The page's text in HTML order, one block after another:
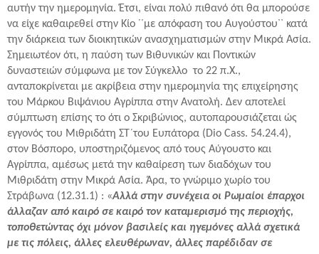
αυτήν την ημερομηνία. Έτσι, είναι πολύ πιθανό ότι θα μπορούσε
να είχε καθαιρεθεί στην Κίο ῾῾με απόφαση του Αυγούστου᾽᾽ κατά
την διάρκεια των διοικητικών ανασχηματισμών στην Μικρά Ασία.
Σημειωτέον ότι, η παύση των Βιθυνικών και Ποντικών
δυναστειών σύμφωνα με τον Σύγκελλο το 22 π.Χ.,
ανταποκρίνεται με ακρίβεια στην ημερομηνία της επιχείρησης
του Μάρκου Βιψάνιου Αγρίππα στην Ανατολή. Δεν αποτελεί
σύμπτωση επίσης το ότι ο Σκριβώνιος, αυτοπαρουσιάζεται ώς
εγγονός του Μιθριδάτη ΣΤ´του Ευπάτορα (Dio Cass. 54.24.4),
στον Βόσπορο, υποστηριζόμενος από τους Αύγουστο και
Αγρίππα, αμέσως μετά την καθαίρεση των διαδόχων του
Μιθριδάτη στην Μικρά Ασία. Άρα, το γνώριμο χωρίο του
Στράβωνα (12.31.1) : «Αλλά στην συνέχεια οι Ρωμαίοι έπαρχοι
άλλαζαν από καιρό σε καιρό τον καταμερισμό της περιοχής,
τοποθετώντας όχι μόνον βασιλείς και ηγεμόνες αλλά σχετικά
με τις πόλεις, άλλες ελευθέρωναν, άλλες παρέδιδαν σε